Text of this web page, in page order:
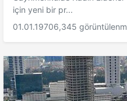
için yeni bir pr...
01.01.19706,345